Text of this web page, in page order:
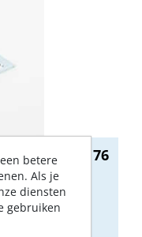
76
betere
Als je
diensten
gebruiken